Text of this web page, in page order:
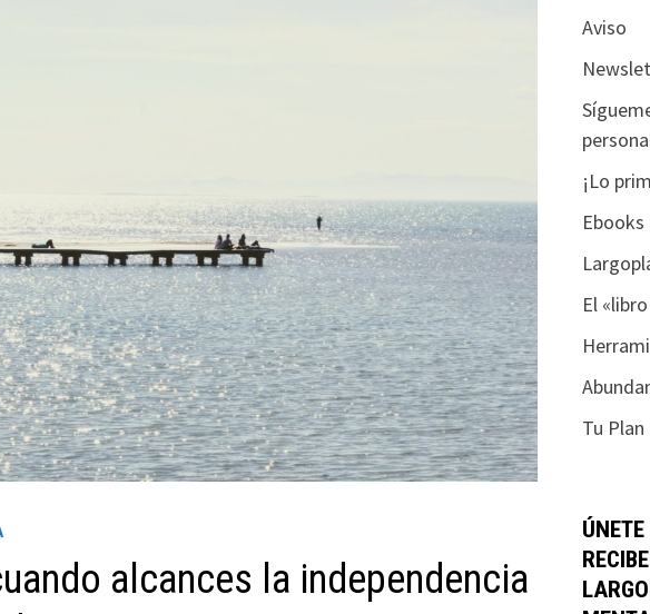
alcances la independencia
Aviso
¡Lo
El
Tu Plan